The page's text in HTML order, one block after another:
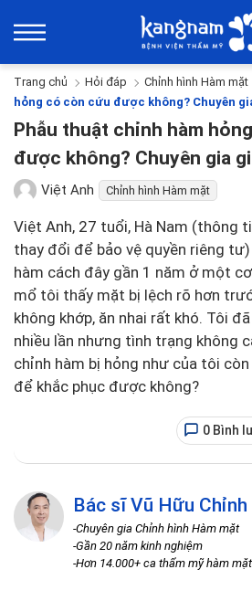
Trang chủ Hỏi đáp Chỉnh hình Hàm mặt
hỏng có còn cứu được không? Chuyên
Phẫu thuật chỉnh hàm
được không? Chuyên gia
Việt Anh Chỉnh hình Hàm mặt
Việt Anh, 27 tuổi, Hà Nam (thông
thay đổi để bảo vệ quyền riêng
hàm cách đây gần 1 năm ở một
mổ tôi thấy mặt bị lệch rõ hơn
không khớp, ăn nhai rất khó. Tôi
nhiều lần nhưng tình trạng không
chỉnh hàm bị hỏng như của tôi
để khắc phục được không?
0 Bình
Bác sĩ Vũ Hữu Chỉnh
-Chuyên gia Chỉnh hình Hàm mặt
-Gần 20 năm kinh nghiệm
-Hơn 14.000+ ca thẩm mỹ hàm mặt